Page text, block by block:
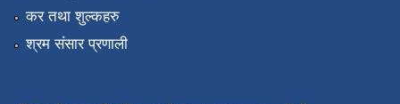
कर तथा शुल्कहरु
श्रम संसार प्रणाली